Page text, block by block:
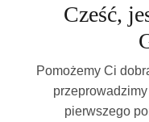
Cześć,
Pomożemy Ci
pierwszego